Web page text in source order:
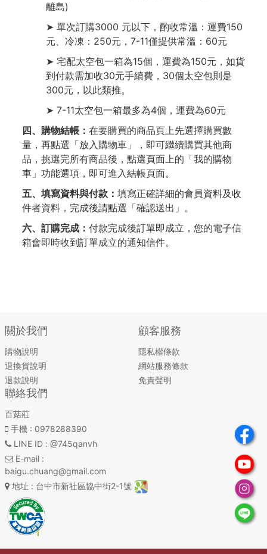
離島)
➤ 單次訂購3000 元以下，酌收常溫：運費150
元、冷凍：250元，7-11僅提供常溫：60元
➤ 宅配太空包一箱為15個，運費為150元，如貨
到付款需加收30元手續費，30個太空包則是
300元，以此類推。
➤ 7-11太空包一箱最多為4個，運費為60元
四、購物結帳： 在要購買的商品頁上先選擇購買數
量，再點選「放入購物車」，即可繼續購買其他商
品，挑選完所有商品後，點選頁面上的「我的購物
車」功能選項，即可進入結帳頁面。
五、填寫資料與付款： 填寫正確詳細的會員資料及收
件者資料，完成後請點選「確認送出」。
六、訂購完成： 付款完成後訂單即成立，您的電子信
箱會即時收到訂單成立的通知信件。
關於我們
購物說明
退換貨說明
退款說明
顧客服務
隱私權條款
網站服務條款
免責聲明
聯絡我們
百菇莊
手機 : 0978288390
LINE ID : @745qanvh
E-mail:
baigu.chuang@gmail.com
地址 : 台中市新社區協中街2-1號